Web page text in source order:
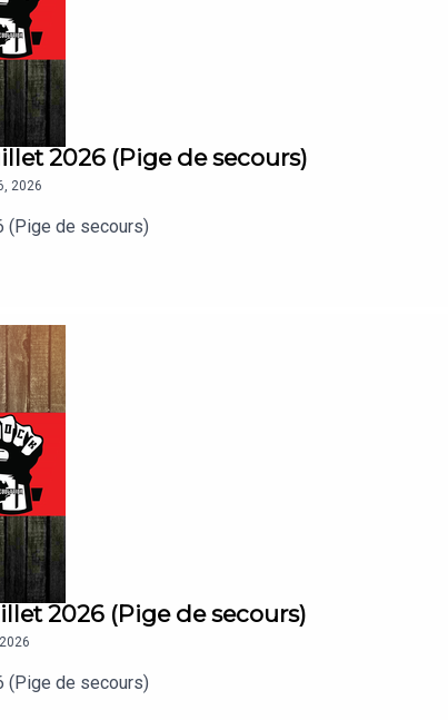
2026 (Pige de secours)
2026
IROCK24/7 du 6 juillet 2026 (Pige de secours)
2026 (Pige de secours)
IROCK24/7 du 3 juillet 2026 (Pige de secours)